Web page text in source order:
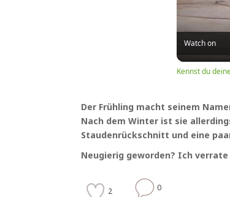
Watch on
Kennst du
Der Frühling macht seinem
Nach dem Winter ist sie
Staudenrückschnitt und eine
Neugierig geworden? Ich
2 0